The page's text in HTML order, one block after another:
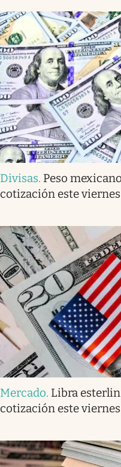
Divisas. Peso
cotización este
Mercado. Libra
cotización este